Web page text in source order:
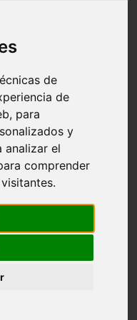
de
de
para
y
analizar el
comprender